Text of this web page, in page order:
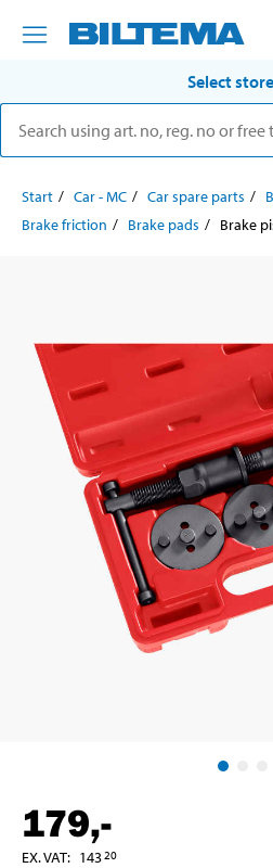
Select store
Start Car - MC Car spare parts
Brake friction
Brake pads Brake
179,-
EX. VAT: 14320